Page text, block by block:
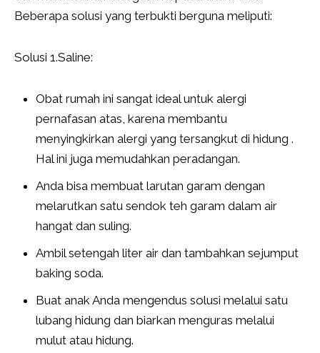
Beberapa solusi yang terbukti berguna meliputi:
Solusi 1.Saline:
Obat rumah ini sangat ideal untuk alergi
pernafasan atas, karena membantu
menyingkirkan alergi yang tersangkut di hidung .
Hal ini juga memudahkan peradangan.
Anda bisa membuat larutan garam dengan
melarutkan satu sendok teh garam dalam air
hangat dan suling.
Ambil setengah liter air dan tambahkan sejumput
baking soda.
Buat anak Anda mengendus solusi melalui satu
lubang hidung dan biarkan menguras melalui
mulut atau hidung.